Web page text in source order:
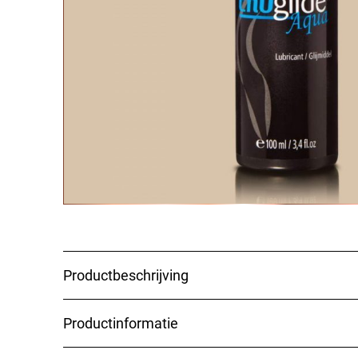
Glijmiddel op waterbasis is het meest
siliconen sextoys. Glijmiddel op basis van